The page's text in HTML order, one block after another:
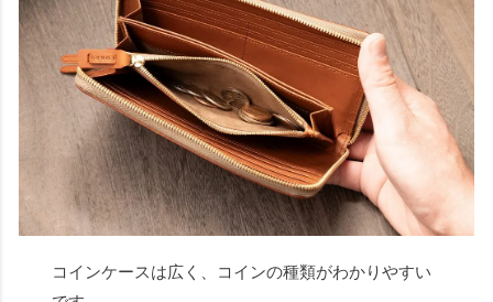
コインケースは広く、コインの種類がわかりやすい